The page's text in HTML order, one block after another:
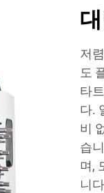
저
도
타
다.
비
습
며,
니